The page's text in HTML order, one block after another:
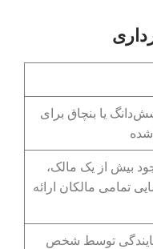
یا بنچاق برای
بیش از یک مالک،
تمامی مالکان ارائه
توسط شخص